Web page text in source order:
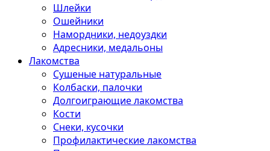
Шлейки
Ошейники
Намордники, недоуздки
Адресники, медальоны
Лакомства
Сушеные натуральные
Колбаски, палочки
Долгоиграющие лакомства
Кости
Снеки, кусочки
Профилактические лакомства